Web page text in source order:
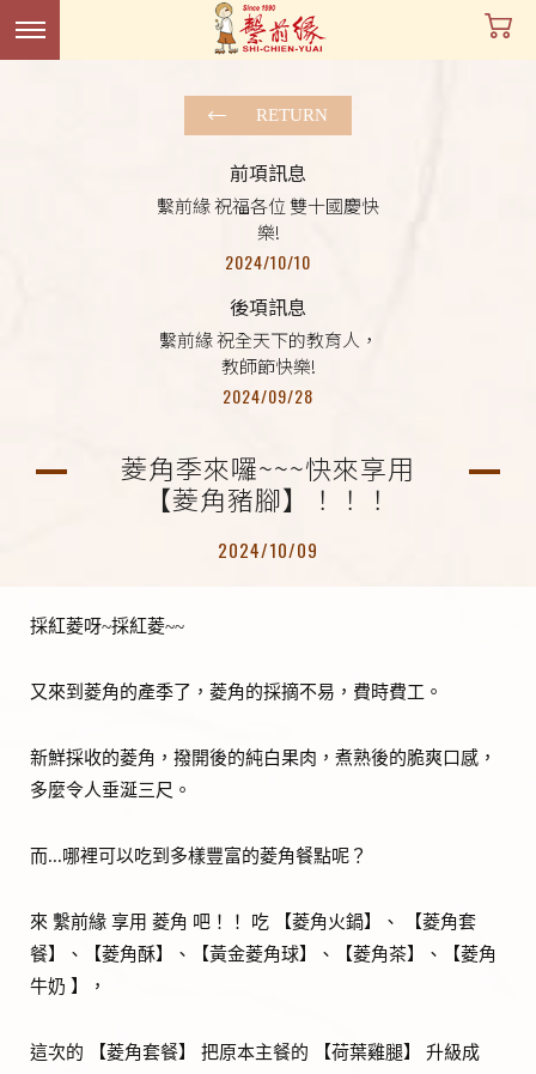
RETURN
前項訊息
繫前緣 祝福各位 雙十國慶快
樂!
2024/10/10
後項訊息
繫前緣 祝全天下的教育人，
教師節快樂!
2024/09/28
菱角季來囉~~~快來享用
【菱角豬腳】！！！
2024/10/09
採紅菱呀~採紅菱~~
又來到菱角的產季了，菱角的採摘不易，費時費工。
新鮮採收的菱角，撥開後的純白果肉，煮熟後的脆爽口感，
多麼令人垂涎三尺。
而...哪裡可以吃到多樣豐富的菱角餐點呢？
來 繫前緣 享用 菱角 吧！！ 吃 【菱角火鍋】、 【菱角套
餐】、【菱角酥】、【黃金菱角球】、【菱角茶】、【菱角
牛奶 】，
這次的 【菱角套餐】 把原本主餐的 【荷葉雞腿】 升級成